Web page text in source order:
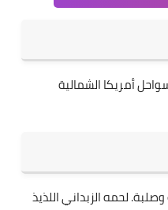
أمريكا الشمالية
اللامعة قوية وصلبة. لحمه الزبداني اللذيذ